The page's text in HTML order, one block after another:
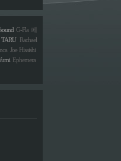
G-Fla 페
TARU Rachael
Joe Hisaishi
Ephemera